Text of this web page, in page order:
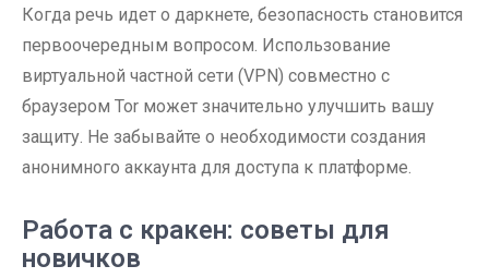
Когда речь идет о даркнете, безопасность становится
первоочередным вопросом. Использование
виртуальной частной сети (VPN) совместно с
браузером Tor может значительно улучшить вашу
защиту. Не забывайте о необходимости создания
анонимного аккаунта для доступа к платформе.
Работа с кракен: советы для
новичков